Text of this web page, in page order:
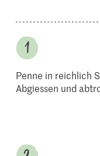
Penne in reichlich
Abgiessen und